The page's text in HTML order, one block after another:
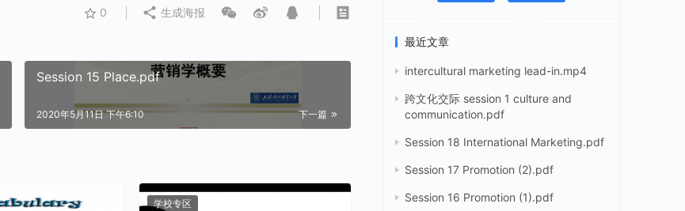
0 生成海报
Session 15 Place.pdf
下一篇
2020年5月11日 下午6:10
学校专区
最近文章
intercultural marketing lead-in.mp4
跨文化交际 session 1 culture and
communication.pdf
Session 18 International Marketing.pdf
Session 17 Promotion (2).pdf
Session 16 Promotion (1).pdf